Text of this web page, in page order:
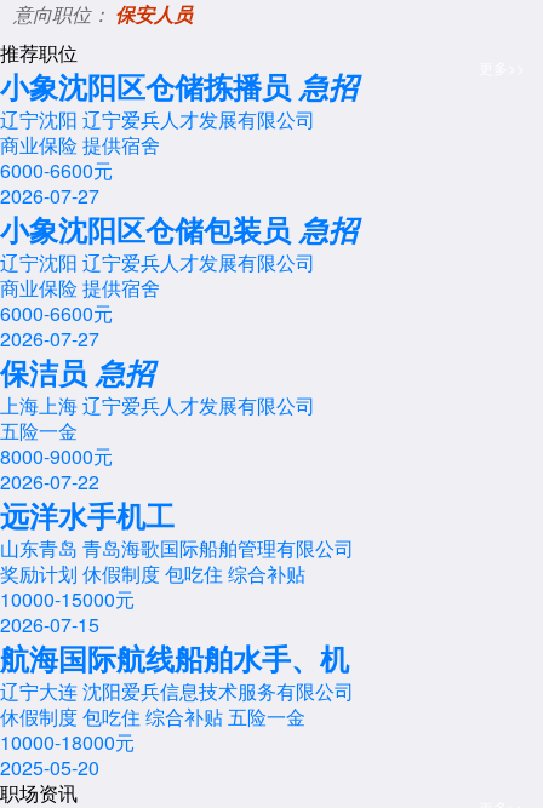
意向职位： 保安人员
推荐职位
小象沈阳区仓储拣播员 急招
辽宁沈阳 辽宁爱兵人才发展有限公司
商业保险提供宿舍
6000-6600元
2026-07-27
小象沈阳区仓储包装员 急招
辽宁沈阳 辽宁爱兵人才发展有限公司
商业保险提供宿舍
6000-6600元
2026-07-27
保洁员 急招
上海上海 辽宁爱兵人才发展有限公司
五险一金
8000-9000元
2026-07-22
远洋水手机工
山东青岛 青岛海歌国际船舶管理有限公司
奖励计划 休假制度包吃住 综合补贴
10000-15000元
2026-07-15
航海国际航线船舶水手、机
辽宁大连 沈阳爱兵信息技术服务有限公司
休假制度包吃住 综合补贴五险一金
10000-18000元
2025-05-20
职场资讯